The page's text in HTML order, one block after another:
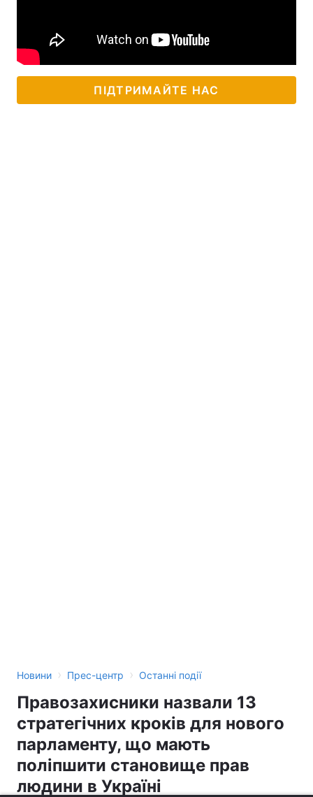
ПІДТРИМАЙТЕ НАС
Новини › Прес-центр › Останні події
Правозахисники назвали 13
стратегічних кроків для нового
парламенту, що мають
поліпшити становище прав
людини в Україні